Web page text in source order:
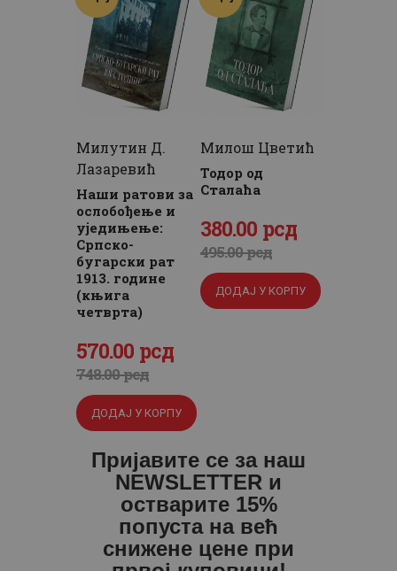
0
рсд.
рсд.
рсд.
Милутин Д.
Лазаревић
Наши ратови за
ослобођење и
уједињење:
Српско-
бугарски рат
1913. године
(књига
четврта)
748.00рсд
Оригинална
цена
је
била:
748.
570.00 рсд
Тренутна
цена
је:
570.
ДОДАЈ У КОРПУ
Милош Цветић
Тодор од
Сталаћа
495.00рсд
Оригинална
цена
је
била:
380.00 рсд
Тренутна
цена
је:
380.
ДОДАЈ У КОРПУ
Пријавите се за наш
NEWSLETTER и
остварите 15%
попуста на већ
снижене цене при